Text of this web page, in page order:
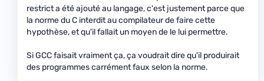
restrict a été ajouté au langage, c'est justement parce que
la norme du C interdit au compilateur de faire cette
hypothèse, et qu'il fallait un moyen de le lui permettre.
Si GCC faisait vraiment ça, ça voudrait dire qu'il produirait
des programmes carrément faux selon la norme.